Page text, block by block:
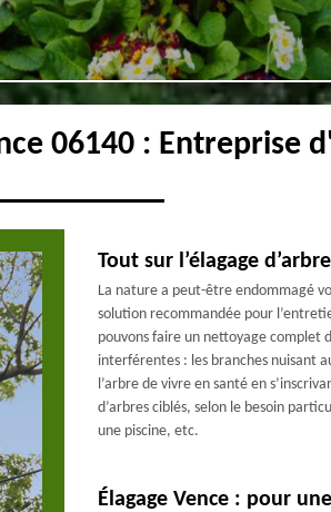
06140 : Entreprise
Tout sur l’élagage d’arbre
La nature a peut-être endommagé
solution recommandée pour
pouvons faire un nettoyage complet
interférentes : les branches nuisant
l’arbre de vivre en santé en
d’arbres ciblés, selon le besoin
une piscine, etc.
Élagage Vence : pour